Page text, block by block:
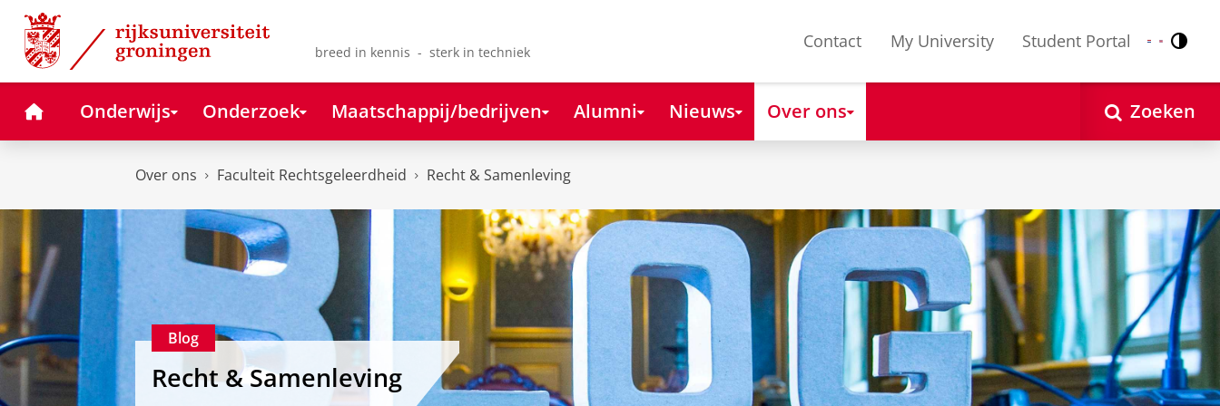
Skip
Content
Skip
Navigation
breed in kennis - sterk in techniek
Contact My University Student Portal Nederlands
English
HomeOnderwijs Onderzoek Maatschappij/bedrijven Alumni Nieuws Over ons Zoeken
Over ons Faculteit Rechtsgeleerdheid Recht & Samenleving
Blog
Recht & Samenleving